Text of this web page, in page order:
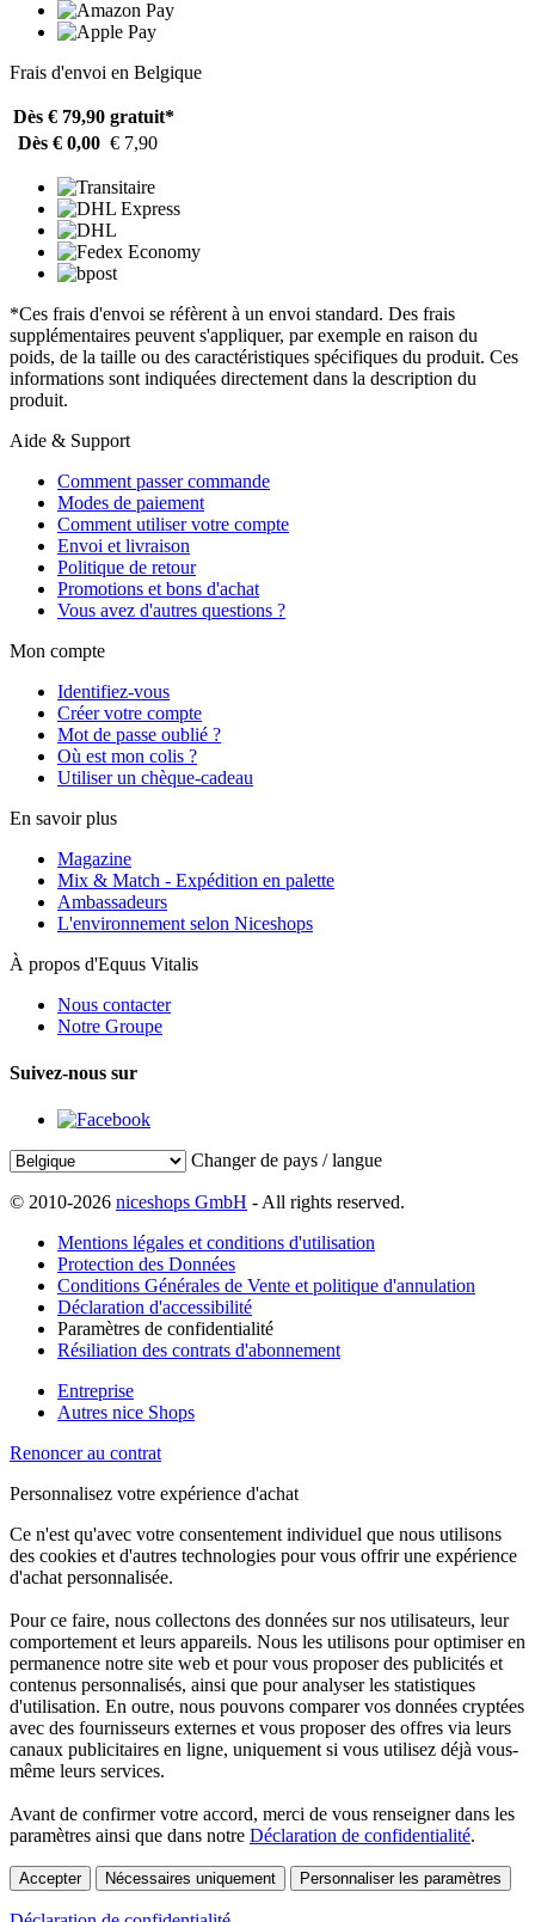
Frais d'envoi en Belgique
Dès € 79,90 gratuit*
Dès € 0,00 € 7,90
*Ces frais d'envoi se réfèrent à un envoi standard. Des frais
supplémentaires peuvent s'appliquer, par exemple en raison du
poids, de la taille ou des caractéristiques spécifiques du produit. Ces
informations sont indiquées directement dans la description du
produit.
Aide & Support
Comment passer commande
Modes de paiement
Comment utiliser votre compte
Envoi et livraison
Politique de retour
Promotions et bons d'achat
Vous avez d'autres questions ?
Mon compte
Identifiez-vous
Créer votre compte
Mot de passe oublié ?
Où est mon colis ?
Utiliser un chèque-cadeau
En savoir plus
Magazine
Mix & Match - Expédition en palette
Ambassadeurs
L'environnement selon Niceshops
À propos d'Equus Vitalis
Nous contacter
Notre Groupe
Suivez-nous sur
Changer de pays / langue
© 2010-2026 niceshops GmbH - All rights reserved.
Mentions légales et conditions d'utilisation
Protection des Données
Conditions Générales de Vente et politique d'annulation
Déclaration d'accessibilité
Paramètres de confidentialité
Résiliation des contrats d'abonnement
Entreprise
Autres nice Shops
Renoncer au contrat
Personnalisez votre expérience d'achat
Ce n'est qu'avec votre consentement individuel que nous utilisons
des cookies et d'autres technologies pour vous offrir une expérience
d'achat personnalisée.
Pour ce faire, nous collectons des données sur nos utilisateurs, leur
comportement et leurs appareils. Nous les utilisons pour optimiser en
permanence notre site web et pour vous proposer des publicités et
contenus personnalisés, ainsi que pour analyser les statistiques
d'utilisation. En outre, nous pouvons comparer vos données cryptées
avec des fournisseurs externes et vous proposer des offres via leurs
canaux publicitaires en ligne, uniquement si vous utilisez déjà vous-
même leurs services.
Avant de confirmer votre accord, merci de vous renseigner dans les
paramètres ainsi que dans notre Déclaration de confidentialité.
Accepter Nécessaires uniquement Personnaliser les paramètres